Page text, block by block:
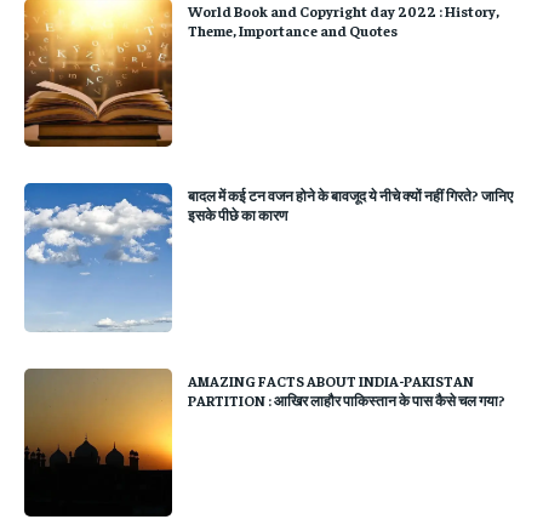
World Book and Copyright day 2022 : History,
Theme, Importance and Quotes
बादल में कई टन वजन होने के बावजूद ये नीचे क्यों नहीं गिरते? जानिए
इसके पीछे का कारण
AMAZING FACTS ABOUT INDIA-PAKISTAN
PARTITION : आखिर लाहौर पाकिस्तान के पास कैसे चल गया?